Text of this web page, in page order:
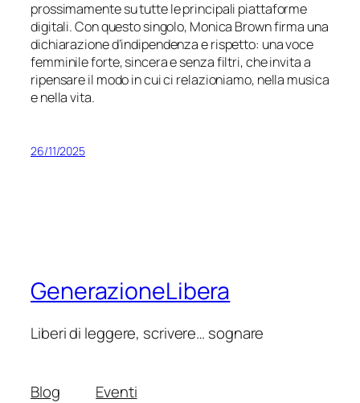
prossimamente su tutte le principali piattaforme
digitali. Con questo singolo, Monica Brown firma una
dichiarazione d’indipendenza e rispetto: una voce
femminile forte, sincera e senza filtri, che invita a
ripensare il modo in cui ci relazioniamo, nella musica
e nella vita.
26/11/2025
GenerazioneLibera
Liberi di leggere, scrivere… sognare
Blog
Eventi